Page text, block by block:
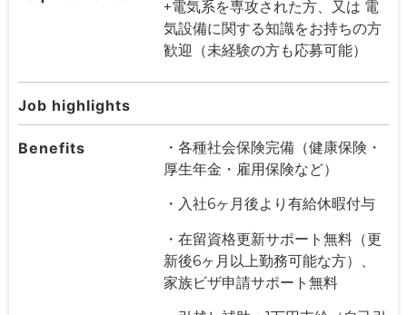
+電気系を専攻された方、又は 電
気設備に関する知識をお持ちの方
歓迎（未経験の方も応募可能）
Job highlights
Benefits
・各種社会保険完備（健康保険・
厚生年金・雇用保険など）
・入社6ヶ月後より有給休暇付与
・在留資格更新サポート無料（更
新後6ヶ月以上勤務可能な方）、
家族ビザ申請サポート無料